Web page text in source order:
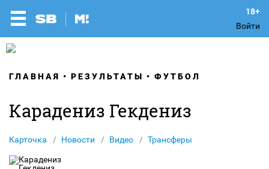
Войти
ГЛАВНАЯ РЕЗУЛЬТАТЫ ФУТБОЛ
Карадениз Гекдениз
Карточка Новости Видео Трансферы